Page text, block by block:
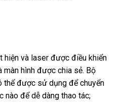
hiện và laser được điều khiển
hình được chia sẻ. Bộ
thể được sử dụng để chuyển
nào để dễ dàng thao tác;